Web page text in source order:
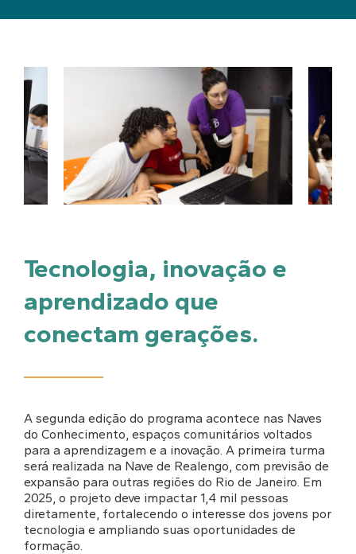
Tecnologia, inovação e
aprendizado que
conectam gerações.
A segunda edição do programa acontece nas Naves
do Conhecimento, espaços comunitários voltados
para a aprendizagem e a inovação. A primeira turma
será realizada na Nave de Realengo, com previsão de
expansão para outras regiões do Rio de Janeiro. Em
2025, o projeto deve impactar 1,4 mil pessoas
diretamente, fortalecendo o interesse dos jovens por
tecnologia e ampliando suas oportunidades de
formação.